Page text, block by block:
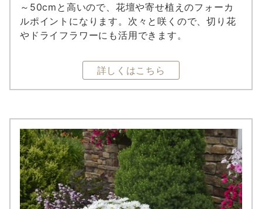
～50cmと高いので、花壇や寄せ植えのフォーカ
ルポイントになります。次々と咲くので、切り花
やドライフラワーにも活用できます。
詳しくはこちら